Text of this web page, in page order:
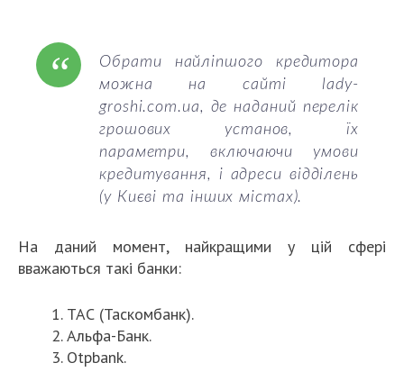
Обрати найліпшого кредитора
можна на сайті lady-
groshi.com.ua, де наданий перелік
грошових установ, їх
параметри, включаючи умови
кредитування, і адреси відділень
(у Києві та інших містах).
На даний момент, найкращими у цій сфері
вважаються такі банки:
ТАС (Таскомбанк).
Альфа-Банк.
Otpbank.